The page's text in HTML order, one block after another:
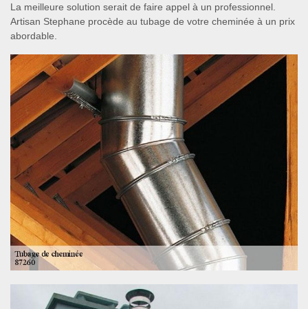
La meilleure solution serait de faire appel à un professionnel.
Artisan Stephane procède au tubage de votre cheminée à un prix
abordable.